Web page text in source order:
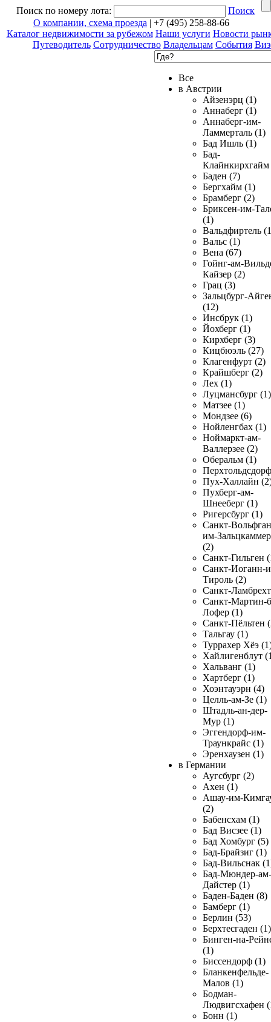
Поиск по номеру лота:
Поиск
О компании, схема проезда | +7 (495) 258-88-66
Каталог недвижимости за рубежом Наши услуги Новости
Путеводитель Сотрудничество Владельцам События
Все
в Австрии
Айзенэрц (1)
Аннаберг (1)
Аннаберг-им-
Ламмерталь (1)
Бад Ишль (1)
Бад-
Клайнкирхгайм
Баден (7)
Бергхайм (1)
Брамберг (2)
Бриксен-им-
(1)
Вальдфиртель
Вальс (1)
Вена (67)
Гойнг-ам-
Кайзер (2)
Грац (3)
Зальцбург-
(12)
Инсбрук (1)
Йохберг (1)
Кирхберг (3)
Кицбюэль (27)
Клагенфурт (2)
Крайшберг (2)
Лех (1)
Луцмансбург (1)
Матзее (1)
Мондзее (6)
Нойленгбах (1)
Ноймаркт-ам-
Валлерзее (2)
Оберальм (1)
Пух-Халлайн
Пухберг-ам-
Шнееберг (1)
Ригерсбург (1)
Санкт-
им-
(2)
Санкт-Гильген
Санкт-Иоганн-
Тироль (2)
Санкт-
Санкт-Мартин-
Лофер (1)
Санкт-Пёльтен
Тальгау (1)
Туррахер Хёэ
Хайлигенблут
Хальванг (1)
Хартберг (1)
Хоэнтауэрн (4)
Целль-ам-Зе (1)
Штадль-ан-дер-
Мур (1)
Эггендорф-им-
Траункрайс (1)
Эренхаузен (1)
в Германии
Аугсбург (2)
Ахен (1)
Ашау-им-
(2)
Бабенсхам (1)
Бад Висзее (1)
Бад Хомбург (5)
Бад-Брайзиг (1)
Бад-Вильснак
Бад-Мюндер-ам-
Дайстер (1)
Баден-Баден (8)
Бамберг (1)
Берлин (53)
Берхтесгаден (1)
Бинген-на-
(1)
Биссендорф (1)
Бланкенфельде-
Малов (1)
Бодман-
Людвигсхафен
Бонн (1)